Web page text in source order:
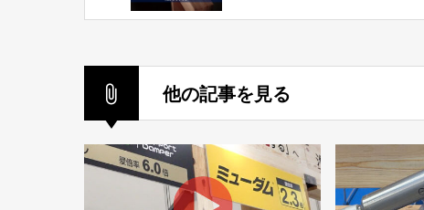
ドワン
他の記事を見る